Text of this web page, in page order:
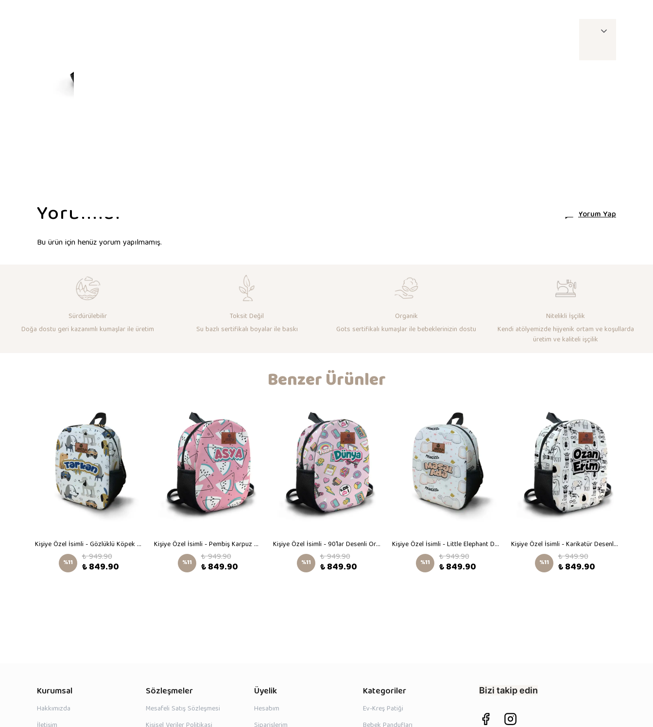
Yorumlar Yorum Yap
Bu ürün için henüz yorum yapılmamış.
Sürdürülebilir
Doğa dostu geri kazanımlı kumaşlar ile üretim
Toksit Değil
Su bazlı sertifikalı boyalar ile baskı
Organik
Gots sertifikalı kumaşlar ile bebeklerinizin dostu
Nitelikli İşçilik
Kendi atölyemizde hijyenik ortam ve koşullarda
üretim ve kaliteli işçilik
Benzer Ürünler
Kişiye Özel İsimli - Gözlüklü Köpek Desenli Orta Boy Kreş Çantası
%11 ₺ 949.90
₺ 849.90
Kişiye Özel İsimli - Pembiş Karpuz Desenli Orta Boy Kreş Çantası
%11 ₺ 949.90
₺ 849.90
Kişiye Özel İsimli - 90'lar Desenli Orta Boy Kreş Çantası
%11 ₺ 949.90
₺ 849.90
Kişiye Özel İsimli - Little Elephant Desenli Orta Boy Kreş Çantası
%11 ₺ 949.90
₺ 849.90
Kişiye Özel İsimli - Karikatür Desenli Orta Boy Kreş Çantası
%11 ₺ 949.90
₺ 849.90
Kurumsal
Hakkımızda
Sözleşmeler
Mesafeli Satış Sözleşmesi
Üyelik
Hesabım
Kategoriler
Ev-Kreş Patiği
Bizi takip edin